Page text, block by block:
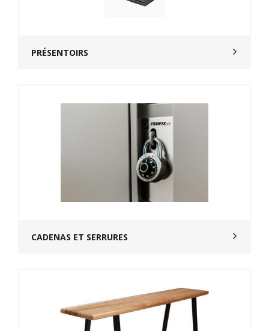
PRÉSENTOIRS
CADENAS ET SERRURES